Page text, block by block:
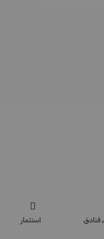
,فنادق استثمار